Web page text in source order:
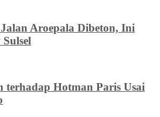
Aroepala Dibeton, Ini
Hotman Paris Usai